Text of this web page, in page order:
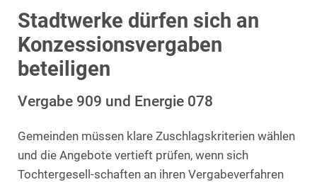
Stadtwerke dürfen sich an
Konzessionsvergaben
beteiligen
Vergabe 909 und Energie 078
Gemeinden müssen klare Zuschlagskriterien wählen
und die Angebote vertieft prüfen, wenn sich
Tochtergesell-schaften an ihren Vergabeverfahren